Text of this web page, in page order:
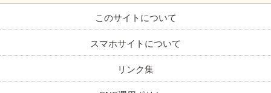
このサイトについて
スマホサイトについて
リンク集